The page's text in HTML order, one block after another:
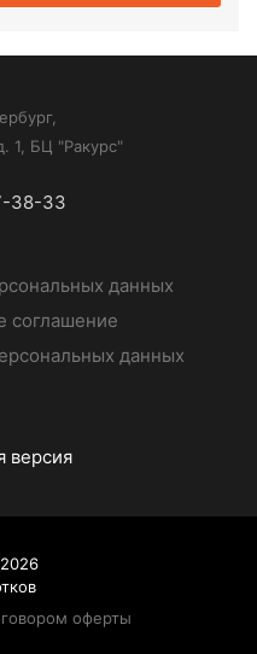
1, БЦ "Ракурс"
38-33
данных
соглашение
данных
версия
оферты